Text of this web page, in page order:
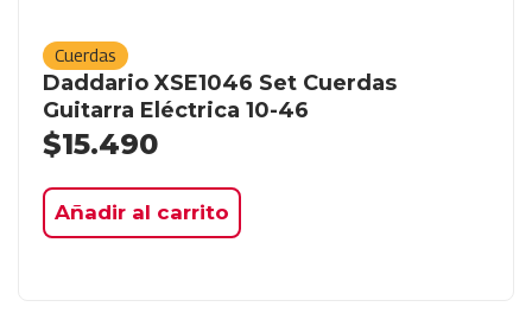
Cuerdas
Daddario XSE1046 Set Cuerdas
Guitarra Eléctrica 10-46
$15.490
Añadir al carrito